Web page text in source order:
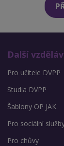
Další
Pro učitele DVPP
Studia DVPP
Šablony OP JAK
Pro sociální
Pro chůvy